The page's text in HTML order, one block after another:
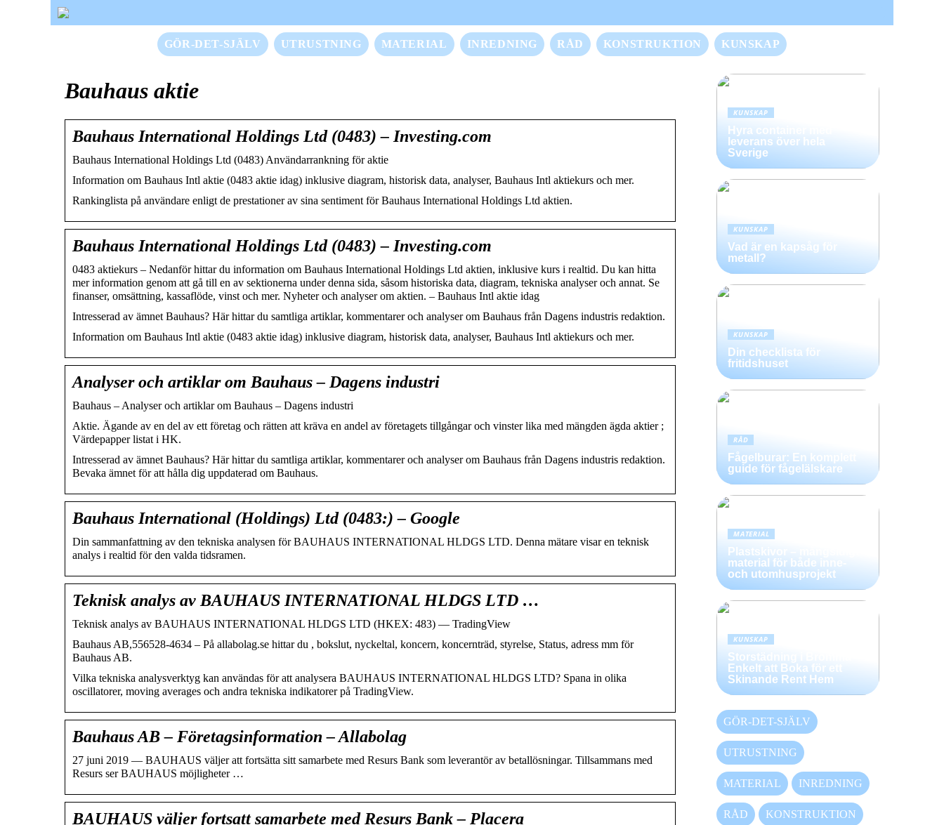
GÖR-DET-SJÄLV UTRUSTNING MATERIAL INREDNING RÅD KONSTRUKTION KUNSKAP
Bauhaus aktie
Bauhaus International Holdings Ltd (0483) – Investing.com
Bauhaus International Holdings Ltd (0483) Användarrankning för aktie
Information om Bauhaus Intl aktie (0483 aktie idag) inklusive diagram, historisk data, analyser, Bauhaus Intl aktiekurs och mer.
Rankinglista på användare enligt de prestationer av sina sentiment för Bauhaus International Holdings Ltd aktien.
Bauhaus International Holdings Ltd (0483) – Investing.com
0483 aktiekurs – Nedanför hittar du information om Bauhaus International Holdings Ltd aktien, inklusive kurs i realtid. Du kan hitta
mer information genom att gå till en av sektionerna under denna sida, såsom historiska data, diagram, tekniska analyser och annat. Se
finanser, omsättning, kassaflöde, vinst och mer. Nyheter och analyser om aktien. – Bauhaus Intl aktie idag
Intresserad av ämnet Bauhaus? Här hittar du samtliga artiklar, kommentarer och analyser om Bauhaus från Dagens industris redaktion.
Information om Bauhaus Intl aktie (0483 aktie idag) inklusive diagram, historisk data, analyser, Bauhaus Intl aktiekurs och mer.
Analyser och artiklar om Bauhaus – Dagens industri
Bauhaus – Analyser och artiklar om Bauhaus – Dagens industri
Aktie. Ägande av en del av ett företag och rätten att kräva en andel av företagets tillgångar och vinster lika med mängden ägda aktier ;
Värdepapper listat i HK.
Intresserad av ämnet Bauhaus? Här hittar du samtliga artiklar, kommentarer och analyser om Bauhaus från Dagens industris redaktion.
Bevaka ämnet för att hålla dig uppdaterad om Bauhaus.
Bauhaus International (Holdings) Ltd (0483:) – Google
Din sammanfattning av den tekniska analysen för BAUHAUS INTERNATIONAL HLDGS LTD. Denna mätare visar en teknisk
analys i realtid för den valda tidsramen.
Teknisk analys av BAUHAUS INTERNATIONAL HLDGS LTD …
Teknisk analys av BAUHAUS INTERNATIONAL HLDGS LTD (HKEX: 483) — TradingView
Bauhaus AB,556528-4634 – På allabolag.se hittar du , bokslut, nyckeltal, koncern, koncernträd, styrelse, Status, adress mm för
Bauhaus AB.
Vilka tekniska analysverktyg kan användas för att analysera BAUHAUS INTERNATIONAL HLDGS LTD? Spana in olika
oscillatorer, moving averages och andra tekniska indikatorer på TradingView.
Bauhaus AB – Företagsinformation – Allabolag
27 juni 2019 — BAUHAUS väljer att fortsätta sitt samarbete med Resurs Bank som leverantör av betallösningar. Tillsammans med
Resurs ser BAUHAUS möjligheter …
BAUHAUS väljer fortsatt samarbete med Resurs Bank – Placera
KUNSKAP
Hyra container med
leverans över hela
Sverige
KUNSKAP
Vad är en kapsåg för
metall?
KUNSKAP
Din checklista för
fritidshuset
RÅD
Fågelburar: En komplett
guide för fågelälskare
MATERIAL
Plastskivor – mångsidigt
material för både inne-
och utomhusprojekt
KUNSKAP
Storstädning i Bromma –
Enkelt att Boka för ett
Skinande Rent Hem
GÖR-DET-SJÄLV
UTRUSTNING
MATERIAL INREDNING
RÅD KONSTRUKTION